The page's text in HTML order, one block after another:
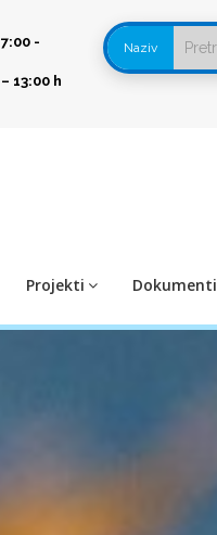
-
13:00 h
Naziv
Projekti Dokumenti